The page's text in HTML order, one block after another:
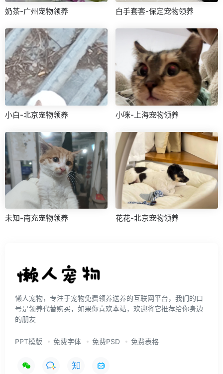
奶茶-广州宠物领养 白手套套-保定宠物领养
小白-北京宠物领养 小咪-上海宠物领养
未知-南充宠物领养 花花-北京宠物领养
懒人宠物，专注于宠物免费领养送养的互联网平台，我们的口
号是领养代替购买，如果你喜欢本站，欢迎将它推荐给你身边
的朋友
PPT模版 免费字体 免费PSD 免费表格